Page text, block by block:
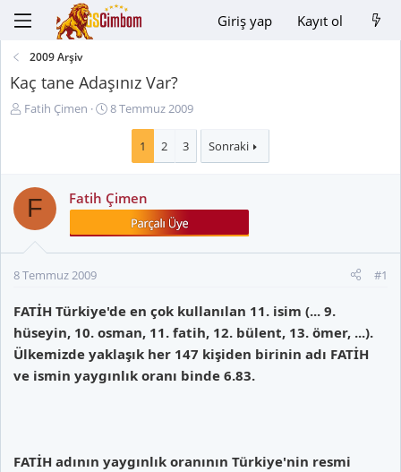
Giriş yap Kayıt ol
2009 Arşiv
Kaç tane Adaşınız Var?
K
u
B
a
l
t
n
Fatih Çimen
B
n
g
ı
ç
h
i
8 Temmuz 2009
1 2 3 Sonraki
F Fatih Çimen
8 Temmuz 2009 #1
FATİH Türkiye'de en çok kullanılan 11. isim (... 9.
hüseyin, 10. osman, 11. fatih, 12. bülent, 13. ömer, ...).
Ülkemizde yaklaşık her 147 kişiden birinin adı FATİH
ve ismin yaygınlık oranı binde 6.83.
FATİH adının yaygınlık oranının Türkiye'nin resmi